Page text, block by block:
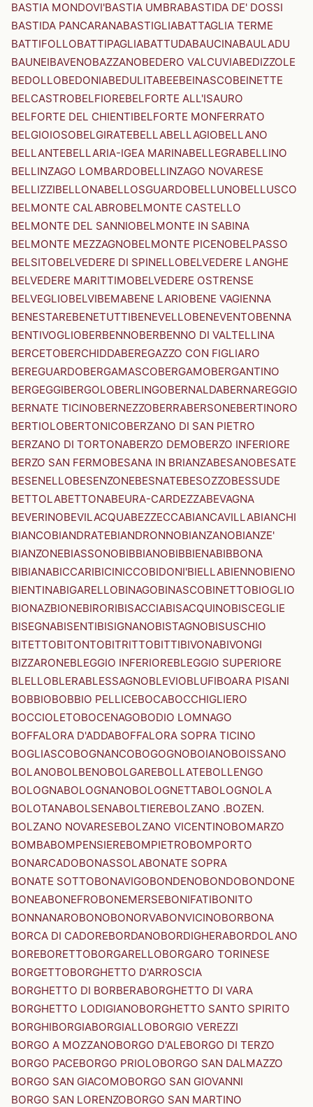
BASTIA MONDOVI'BASTIA UMBRABASTIDA DE' DOSSI
BASTIDA PANCARANABASTIGLIABATTAGLIA TERME
BATTIFOLLOBATTIPAGLIABATTUDABAUCINABAULADU
BAUNEIBAVENOBAZZANOBEDERO VALCUVIABEDIZZOLE
BEDOLLOBEDONIABEDULITABEEBEINASCOBEINETTE
BELCASTROBELFIOREBELFORTE ALL'ISAURO
BELFORTE DEL CHIENTIBELFORTE MONFERRATO
BELGIOIOSOBELGIRATEBELLABELLAGIOBELLANO
BELLANTEBELLARIA-IGEA MARINABELLEGRABELLINO
BELLINZAGO LOMBARDOBELLINZAGO NOVARESE
BELLIZZIBELLONABELLOSGUARDOBELLUNOBELLUSCO
BELMONTE CALABROBELMONTE CASTELLO
BELMONTE DEL SANNIOBELMONTE IN SABINA
BELMONTE MEZZAGNOBELMONTE PICENOBELPASSO
BELSITOBELVEDERE DI SPINELLOBELVEDERE LANGHE
BELVEDERE MARITTIMOBELVEDERE OSTRENSE
BELVEGLIOBELVIBEMABENE LARIOBENE VAGIENNA
BENESTAREBENETUTTIBENEVELLOBENEVENTOBENNA
BENTIVOGLIOBERBENNOBERBENNO DI VALTELLINA
BERCETOBERCHIDDABEREGAZZO CON FIGLIARO
BEREGUARDOBERGAMASCOBERGAMOBERGANTINO
BERGEGGIBERGOLOBERLINGOBERNALDABERNAREGGIO
BERNATE TICINOBERNEZZOBERRABERSONEBERTINORO
BERTIOLOBERTONICOBERZANO DI SAN PIETRO
BERZANO DI TORTONABERZO DEMOBERZO INFERIORE
BERZO SAN FERMOBESANA IN BRIANZABESANOBESATE
BESENELLOBESENZONEBESNATEBESOZZOBESSUDE
BETTOLABETTONABEURA-CARDEZZABEVAGNA
BEVERINOBEVILACQUABEZZECCABIANCAVILLABIANCHI
BIANCOBIANDRATEBIANDRONNOBIANZANOBIANZE'
BIANZONEBIASSONOBIBBIANOBIBBIENABIBBONA
BIBIANABICCARIBICINICCOBIDONI'BIELLABIENNOBIENO
BIENTINABIGARELLOBINAGOBINASCOBINETTOBIOGLIO
BIONAZBIONEBIRORIBISACCIABISACQUINOBISCEGLIE
BISEGNABISENTIBISIGNANOBISTAGNOBISUSCHIO
BITETTOBITONTOBITRITTOBITTIBIVONABIVONGI
BIZZARONEBLEGGIO INFERIOREBLEGGIO SUPERIORE
BLELLOBLERABLESSAGNOBLEVIOBLUFIBOARA PISANI
BOBBIOBOBBIO PELLICEBOCABOCCHIGLIERO
BOCCIOLETOBOCENAGOBODIO LOMNAGO
BOFFALORA D'ADDABOFFALORA SOPRA TICINO
BOGLIASCOBOGNANCOBOGOGNOBOIANOBOISSANO
BOLANOBOLBENOBOLGAREBOLLATEBOLLENGO
BOLOGNABOLOGNANOBOLOGNETTABOLOGNOLA
BOLOTANABOLSENABOLTIEREBOLZANO .BOZEN.
BOLZANO NOVARESEBOLZANO VICENTINOBOMARZO
BOMBABOMPENSIEREBOMPIETROBOMPORTO
BONARCADOBONASSOLABONATE SOPRA
BONATE SOTTOBONAVIGOBONDENOBONDOBONDONE
BONEABONEFROBONEMERSEBONIFATIBONITO
BONNANAROBONOBONORVABONVICINOBORBONA
BORCA DI CADOREBORDANOBORDIGHERABORDOLANO
BOREBORETTOBORGARELLOBORGARO TORINESE
BORGETTOBORGHETTO D'ARROSCIA
BORGHETTO DI BORBERABORGHETTO DI VARA
BORGHETTO LODIGIANOBORGHETTO SANTO SPIRITO
BORGHIBORGIABORGIALLOBORGIO VEREZZI
BORGO A MOZZANOBORGO D'ALEBORGO DI TERZO
BORGO PACEBORGO PRIOLOBORGO SAN DALMAZZO
BORGO SAN GIACOMOBORGO SAN GIOVANNI
BORGO SAN LORENZOBORGO SAN MARTINO